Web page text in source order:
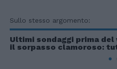
Sullo stesso argomento:
Ultimi sondaggi prima
il sorpasso clamoroso: